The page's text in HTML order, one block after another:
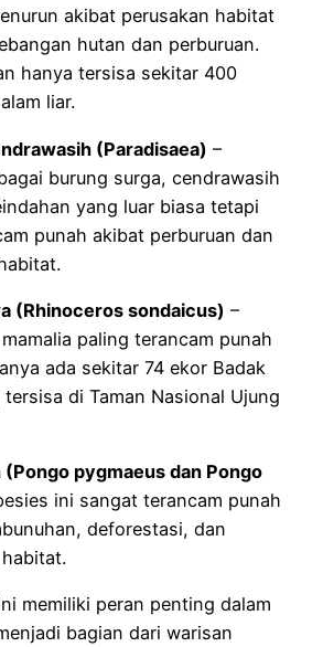
akibat perusakan habitat
hutan dan perburuan.
hanya tersisa sekitar 400
liar.
(Paradisaea) –
burung surga, cendrawasih
yang luar biasa tetapi
punah akibat perburuan dan
(Rhinoceros sondaicus) –
paling terancam punah
ada sekitar 74 ekor Badak
di Taman Nasional Ujung
pygmaeus dan Pongo
ini sangat terancam punah
deforestasi, dan
memiliki peran penting dalam
bagian dari warisan